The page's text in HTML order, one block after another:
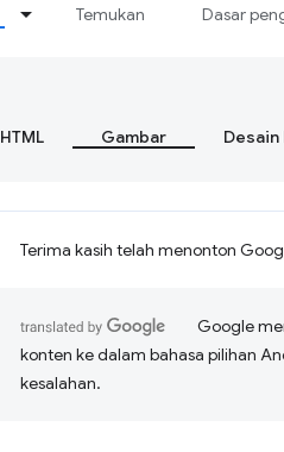
Temukan Dasar
HTML Gambar
Terima kasih telah menonton
Google
konten ke dalam bahasa pilihan
kesalahan.